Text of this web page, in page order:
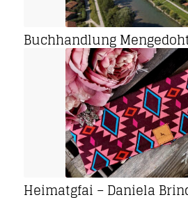
Buchhandlung
Heimatgfai – Daniela